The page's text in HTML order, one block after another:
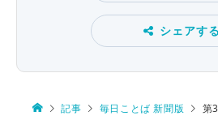
シェアする
記事 毎日ことば 新聞版 第